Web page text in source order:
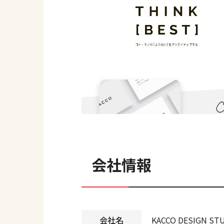
会社情報
会社名 KACCO DESIGN